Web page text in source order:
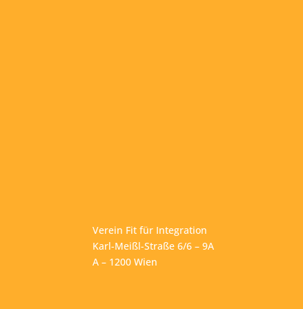
Verein Fit für Integration
Karl-Meißl-Straße 6/6 – 9A
A – 1200 Wien